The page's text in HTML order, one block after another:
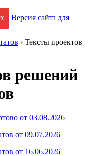
Версия сайта для
› Тексты проектов
решений
от 03.08.2026
от 09.07.2026
от 16.06.2026